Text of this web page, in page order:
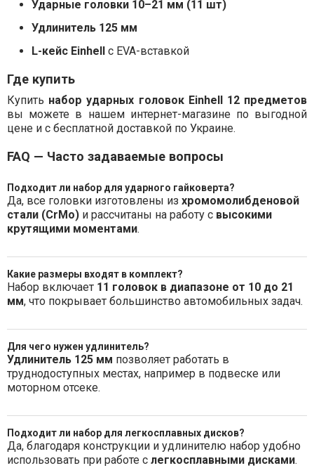
Ударные головки 10–21 мм (11 шт)
Удлинитель 125 мм
L-кейс Einhellс EVA-вставкой
Где купить
Купить набор ударных головок Einhell 12 предметов
вы можете в нашем интернет-магазине по выгодной
цене и с бесплатной доставкой по Украине.
FAQ — Часто задаваемые вопросы
Подходит ли набор для ударного гайковерта?
Да, все головки изготовлены из хромомолибденовой
стали (CrMo)и рассчитаны на работу с высокими
крутящими моментами.
Какие размеры входят в комплект?
Набор включает 11 головок в диапазоне от 10 до 21
мм, что покрывает большинство автомобильных задач.
Для чего нужен удлинитель?
Удлинитель 125 мм позволяет работать в
труднодоступных местах, например в подвеске или
моторном отсеке.
Подходит ли набор для легкосплавных дисков?
Да, благодаря конструкции и удлинителю набор удобно
использовать при работе с легкосплавными дисками.